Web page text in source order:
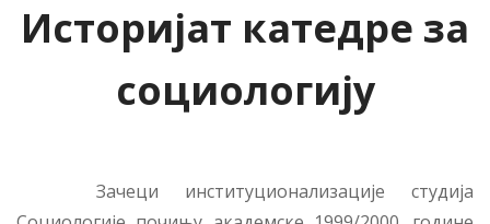
Историјат катедре за
социологију
Зачеци институционализације студија